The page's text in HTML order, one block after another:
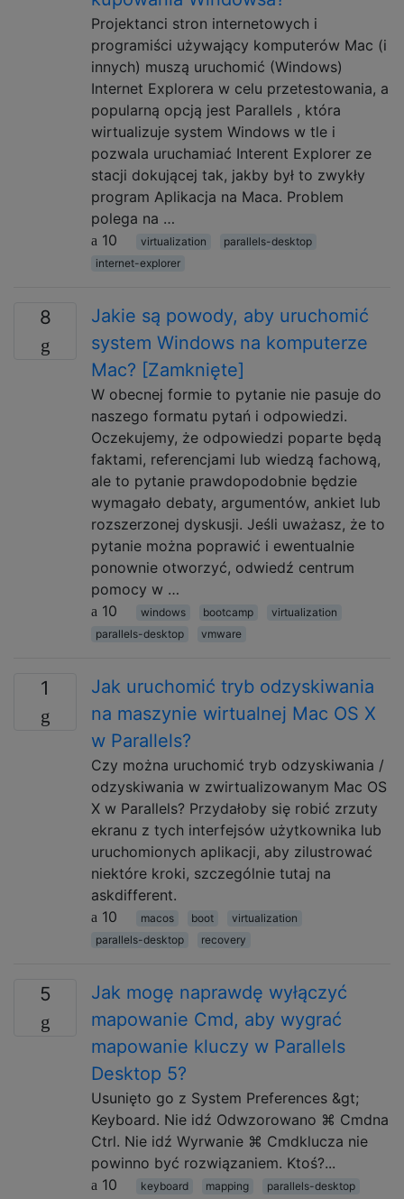
Projektanci stron internetowych i
programiści używający komputerów Mac (i
innych) muszą uruchomić (Windows)
Internet Explorera w celu przetestowania, a
popularną opcją jest Parallels , która
wirtualizuje system Windows w tle i
pozwala uruchamiać Interent Explorer ze
stacji dokującej tak, jakby był to zwykły
program Aplikacja na Maca. Problem
polega na …
10
virtualization
parallels-desktop
internet-explorer
8
Jakie są powody, aby uruchomić
system Windows na komputerze
Mac? [Zamknięte]
W obecnej formie to pytanie nie pasuje do
naszego formatu pytań i odpowiedzi.
Oczekujemy, że odpowiedzi poparte będą
faktami, referencjami lub wiedzą fachową,
ale to pytanie prawdopodobnie będzie
wymagało debaty, argumentów, ankiet lub
rozszerzonej dyskusji. Jeśli uważasz, że to
pytanie można poprawić i ewentualnie
ponownie otworzyć, odwiedź centrum
pomocy w …
10
windows bootcamp
virtualization
parallels-desktop
vmware
1
Jak uruchomić tryb odzyskiwania
na maszynie wirtualnej Mac OS X
w Parallels?
Czy można uruchomić tryb odzyskiwania /
odzyskiwania w zwirtualizowanym Mac OS
X w Parallels? Przydałoby się robić zrzuty
ekranu z tych interfejsów użytkownika lub
uruchomionych aplikacji, aby zilustrować
niektóre kroki, szczególnie tutaj na
askdifferent.
10
macos boot
virtualization
parallels-desktop
recovery
5
Jak mogę naprawdę wyłączyć
mapowanie Cmd, aby wygrać
mapowanie kluczy w Parallels
Desktop 5?
Usunięto go z System Preferences &gt;
Keyboard. Nie idź Odwzorowano ⌘ Cmdna
Ctrl. Nie idź Wyrwanie ⌘ Cmdklucza nie
powinno być rozwiązaniem. Ktoś?...
10
keyboard mapping parallels-desktop